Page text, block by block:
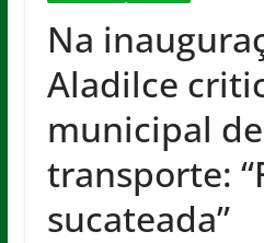
Na
Aladilce
municipal de
transporte:
sucateada”